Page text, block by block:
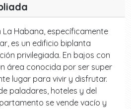
Habana, específicamente
es un edificio biplanta
privilegiada. En bajos con
área conocida por ser super
lugar para vivir y disfrutar.
paladares, hoteles y del
se vende vacío y